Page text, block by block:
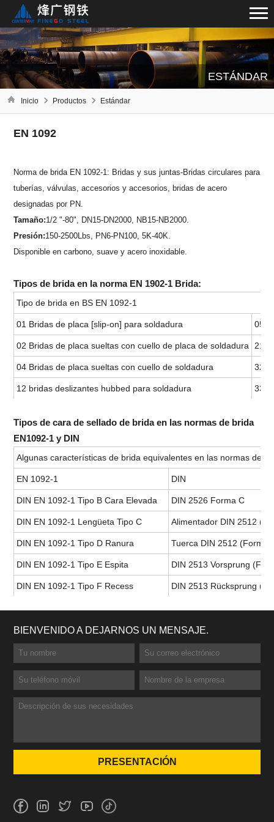
ESTÁNDAR
Inicio Productos Estándar
EN 1092
Norma de brida EN 1092-1: Bridas y sus juntas-Bridas circulares para
tuberías, válvulas, accesorios y accesorios, bridas de acero
designadas por PN.
Tamaño:1/2 "-80", DN15-DN2000, NB15-NB2000.
Presión:150-2500Lbs, PN6-PN100, 5K-40K.
Disponible en carbono, suave y acero inoxidable.
Tipos de brida en la norma EN 1902-1 Brida:
Tipo de brida en BS EN 1092-1
01 Bridas de placa [slip-on] para soldadura 05
02 Bridas de placa sueltas con cuello de placa de soldadura 21
04 Bridas de placa sueltas con cuello de soldadura 32
12 bridas deslizantes hubbed para soldadura 33
Tipos de cara de sellado de brida en las normas de brida
EN1092-1 y DIN
Algunas características de brida equivalentes en las normas de
EN 1092-1 DIN
DIN EN 1092-1 Tipo B Cara Elevada DIN 2526 Forma C
DIN EN 1092-1 Lengüeta Tipo C Alimentador DIN 2512
DIN EN 1092-1 Tipo D Ranura Tuerca DIN 2512 (Forma
DIN EN 1092-1 Tipo E Espita DIN 2513 Vorsprung
DIN EN 1092-1 Tipo F Recess DIN 2513 Rücksprung
BIENVENIDO A DEJARNOS UN MENSAJE.